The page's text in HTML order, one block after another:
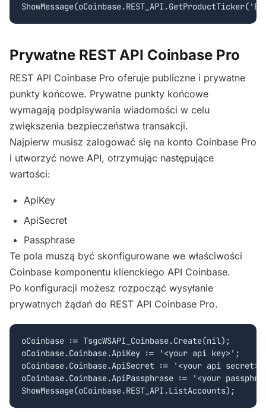
Prywatne REST API Coinbase Pro
REST API Coinbase Pro oferuje publiczne i prywatne
punkty końcowe. Prywatne punkty końcowe
wymagają podpisywania wiadomości w celu
zwiększenia bezpieczeństwa transakcji.
Najpierw musisz zalogować się na konto Coinbase Pro
i utworzyć nowe API, otrzymując następujące
wartości:
ApiKey
ApiSecret
Passphrase
Te pola muszą być skonfigurowane we właściwości
Coinbase komponentu klienckiego API Coinbase.
Po konfiguracji możesz rozpocząć wysyłanie
prywatnych żądań do REST API Coinbase Pro.
oCoinbase := TsgcWSAPI_Coinbase.Create(nil);
oCoinbase.Coinbase.ApiKey := '<your api key>';
oCoinbase.Coinbase.ApiSecret := '<your api
oCoinbase.Coinbase.ApiPassphrase := '<your